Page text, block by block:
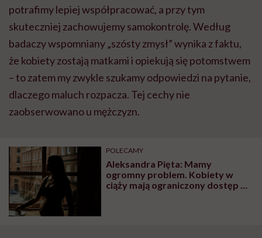
potrafimy lepiej współpracować, a przy tym
skuteczniej zachowujemy samokontrolę. Według
badaczy wspomniany „szósty zmysł” wynika z faktu,
że kobiety zostają matkami i opiekują się potomstwem
– to zatem my zwykle szukamy odpowiedzi na pytanie,
dlaczego maluch rozpacza. Tej cechy nie
zaobserwowano u mężczyzn.
POLECAMY
Aleksandra Pięta: Mamy
ogromny problem. Kobiety w
ciąży mają ograniczony dostęp do